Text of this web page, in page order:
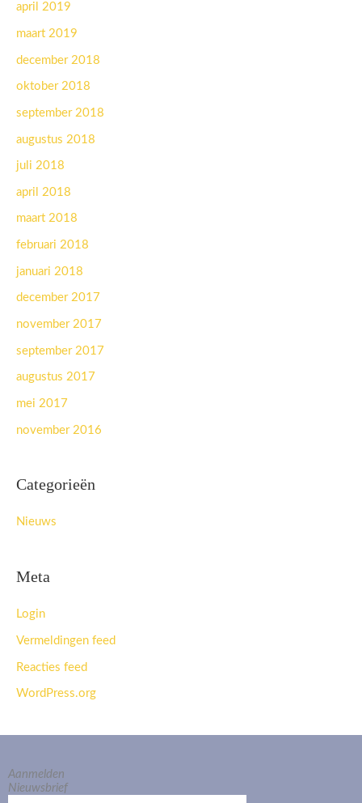
april 2019
maart 2019
december 2018
oktober 2018
september 2018
augustus 2018
juli 2018
april 2018
maart 2018
februari 2018
januari 2018
december 2017
november 2017
september 2017
augustus 2017
mei 2017
november 2016
Categorieën
Nieuws
Meta
Login
Vermeldingen feed
Reacties feed
WordPress.org
Aanmelden
Nieuwsbrief